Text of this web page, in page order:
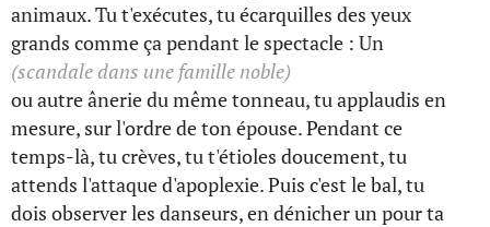
animaux. Tu t'exécutes, tu écarquilles des yeux
grands comme ça pendant le spectacle : Un
(scandale dans une famille noble)
ou autre ânerie du même tonneau, tu applaudis en
mesure, sur l'ordre de ton épouse. Pendant ce
temps-là, tu crèves, tu t'étioles doucement, tu
attends l'attaque d'apoplexie. Puis c'est le bal, tu
dois observer les danseurs, en dénicher un pour ta